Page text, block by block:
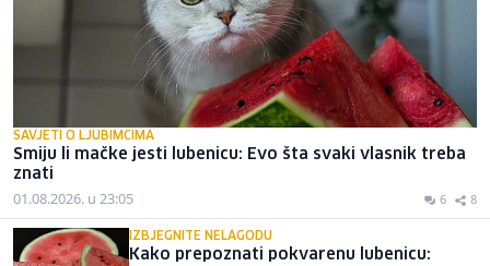
SAVJETI O LJUBIMCIMA
Smiju li mačke jesti lubenicu: Evo šta svaki vlasnik treba
znati
01.08.2026. u 23:05 6 8
IZBJEGNITE NELAGODU
Kako prepoznati pokvarenu lubenicu: